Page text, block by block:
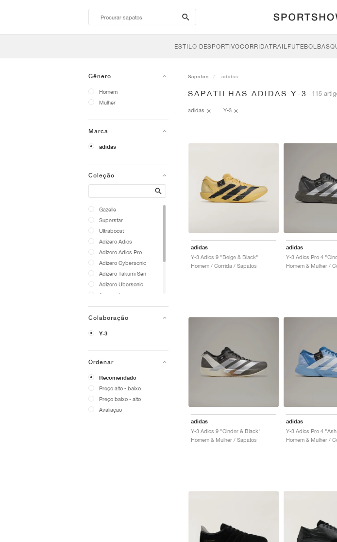
search-
btn
ESTILO DESPORTIVOCORRIDATRAILFUTEBOL
Gênero
Homem
Mulher
Marca
adidas
Coleção
Search
Gazelle
Superstar
Ultraboost
Adizero Adios
Adizero Adios Pro
Adizero Cybersonic
Adizero Takumi Sen
Adizero Ubersonic
Avacourt
Barricade
Japan
Tokyo
Colaboração
Y-3
Ordenar
Recomendado
Preço alto - baixo
Preço baixo - alto
Avaliação
Sapatos adidas
SAPATILHAS ADIDAS Y-3 115
adidas Y-3
adidas
Y-3 Adios 9 "Beige & Black"
Homem / Corrida / Sapatos
adidas
adidas
Y-3 Adios 9 "Cinder & Black"
Homem & Mulher / Sapatos
adidas
Y-3 Adios Pro 4